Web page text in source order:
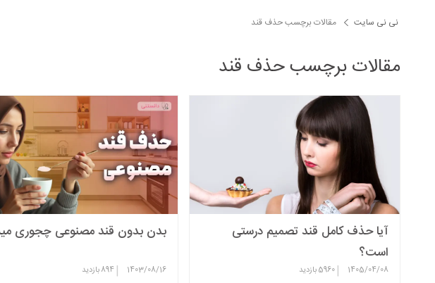
نی نی سایت مقالات برچسب حذف قند
مقالات برچسب حذف قند
آیا حذف کامل قند تصمیم درستی
است؟
1405/04/08
|
5960بازدید
بدن بدون قند مصنوعی چجوری
1403/08/16
|
894بازدید